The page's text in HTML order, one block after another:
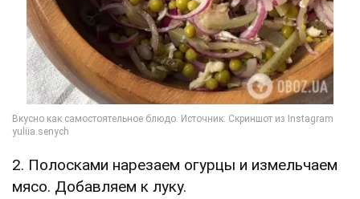
2. Полосками нарезаем огурцы и измельчаем
мясо. Добавляем к луку.